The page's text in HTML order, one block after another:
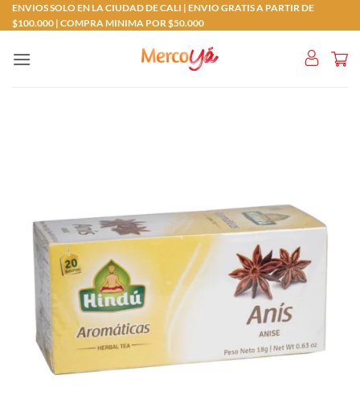
Saltar
al
ENVIOS SOLO EN LA CIUDAD DE CALI | ENVIO GRATIS A PARTIR DE
$100.000 | COMPRA MINIMA POR $50.000